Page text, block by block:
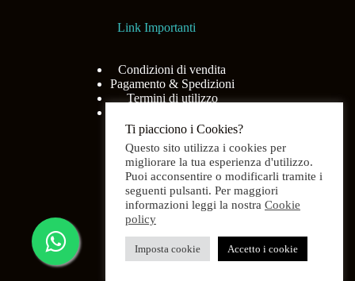
Link Importanti
Condizioni di vendita
Pagamento & Spedizioni
Termini di utilizzo
Menù
Shop
Chi siamo
Ti piacciono i Cookies?
Questo sito utilizza i cookies per
migliorare la tua esperienza d'utilizzo.
Puoi acconsentire o modificarli tramite i
seguenti pulsanti. Per maggiori
informazioni leggi la nostra Cookie
policy
Imposta cookie Accetto i cookie